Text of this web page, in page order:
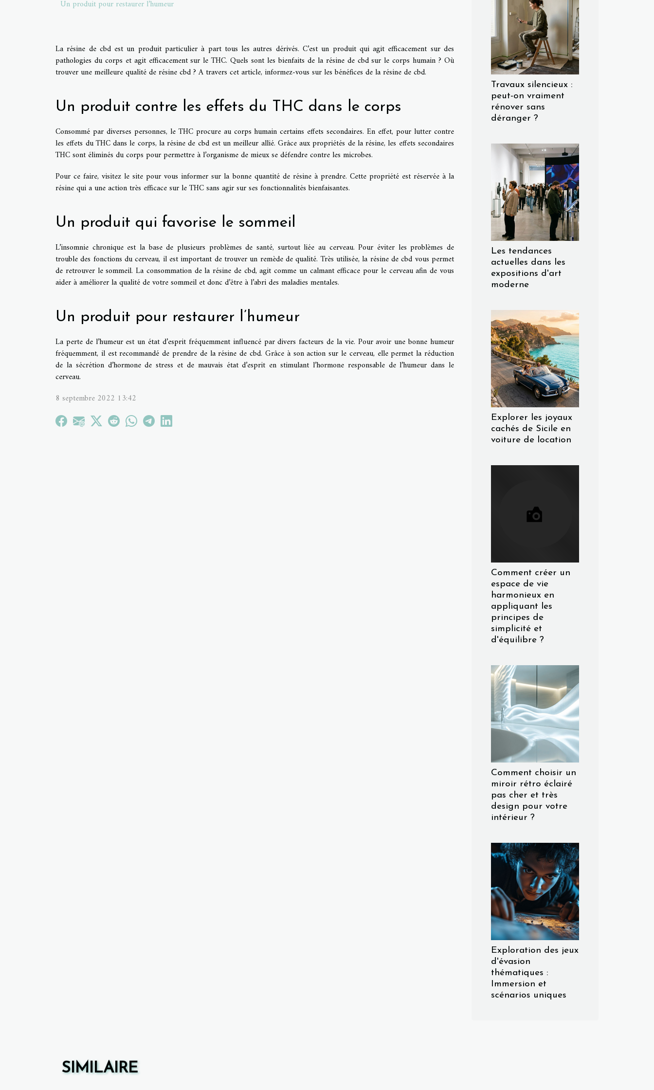
Un produit pour restaurer l’humeur
La résine de cbd est un produit particulier à part tous les autres dérivés. C’est un produit qui agit efficacement sur des
pathologies du corps et agit efficacement sur le THC. Quels sont les bienfaits de la résine de cbd sur le corps humain ? Où
trouver une meilleure qualité de résine cbd ? A travers cet article, informez-vous sur les bénéfices de la résine de cbd.
Un produit contre les effets du THC dans le corps
Consommé par diverses personnes, le THC procure au corps humain certains effets secondaires. En effet, pour lutter contre
les effets du THC dans le corps, la résine de cbd est un meilleur allié. Grâce aux propriétés de la résine, les effets secondaires
THC sont éliminés du corps pour permettre à l’organisme de mieux se défendre contre les microbes.
Pour ce faire,visitez le site pour vous informer sur la bonne quantité de résine à prendre. Cette propriété est réservée à la
résine qui a une action très efficace sur le THC sans agir sur ses fonctionnalités bienfaisantes.
Un produit qui favorise le sommeil
L’insomnie chronique est la base de plusieurs problèmes de santé, surtout liée au cerveau. Pour éviter les problèmes de
trouble des fonctions du cerveau, il est important de trouver un remède de qualité. Très utilisée, la résine de cbd vous permet
de retrouver le sommeil. La consommation de la résine de cbd, agit comme un calmant efficace pour le cerveau afin de vous
aider à améliorer la qualité de votre sommeil et donc d’être à l’abri des maladies mentales.
Un produit pour restaurer l’humeur
La perte de l’humeur est un état d’esprit fréquemment influencé par divers facteurs de la vie. Pour avoir une bonne humeur
fréquemment, il est recommandé de prendre de la résine de cbd. Grâce à son action sur le cerveau, elle permet la réduction
de la sécrétion d’hormone de stress et de mauvais état d’esprit en stimulant l’hormone responsable de l’humeur dans le
cerveau.
8 septembre 2022 13:42
Travaux silencieux :
peut-on vraiment
rénover sans
déranger ?
Les tendances
actuelles dans les
expositions d'art
moderne
Explorer les joyaux
cachés de Sicile en
voiture de location
Comment créer un
espace de vie
harmonieux en
appliquant les
principes de
simplicité et
d'équilibre ?
Comment choisir un
miroir rétro éclairé
pas cher et très
design pour votre
intérieur ?
Exploration des jeux
d'évasion
thématiques :
Immersion et
scénarios uniques
SIMILAIRE